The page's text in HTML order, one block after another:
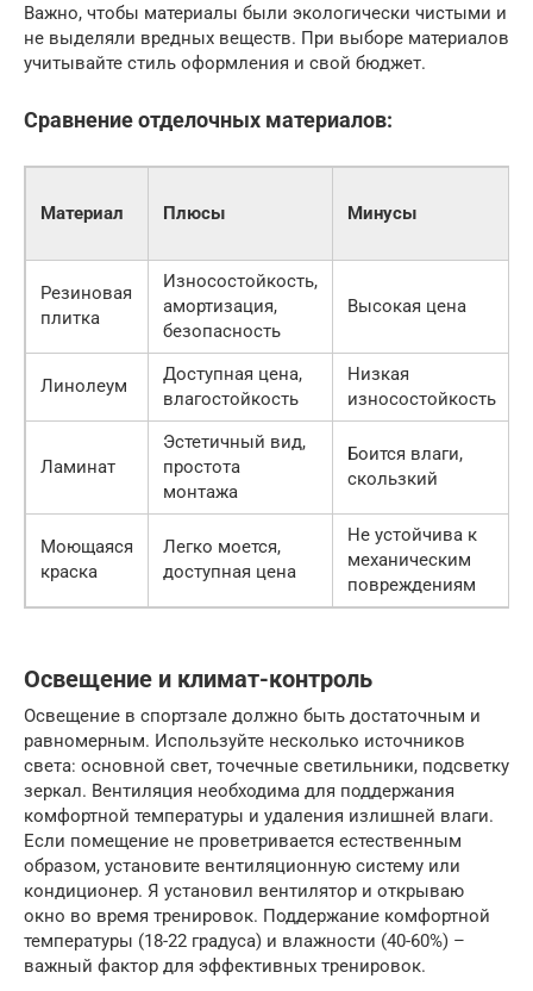
Важно, чтобы материалы были экологически чистыми и
не выделяли вредных веществ. При выборе материалов
учитывайте стиль оформления и свой бюджет.
Сравнение отделочных материалов:
Материал Плюсы Минусы
Резиновая
плитка
Износостойкость,
амортизация,
безопасность
Высокая цена
Линолеум
Доступная цена,
влагостойкость
Низкая
износостойкость
Ламинат
Эстетичный вид,
простота
монтажа
Боится влаги,
скользкий
Моющаяся
краска
Легко моется,
доступная цена
Не устойчива к
механическим
повреждениям
Освещение и климат-контроль
Освещение в спортзале должно быть достаточным и
равномерным. Используйте несколько источников
света: основной свет, точечные светильники, подсветку
зеркал. Вентиляция необходима для поддержания
комфортной температуры и удаления излишней влаги.
Если помещение не проветривается естественным
образом, установите вентиляционную систему или
кондиционер. Я установил вентилятор и открываю
окно во время тренировок. Поддержание комфортной
температуры (18-22 градуса) и влажности (40-60%) –
важный фактор для эффективных тренировок.